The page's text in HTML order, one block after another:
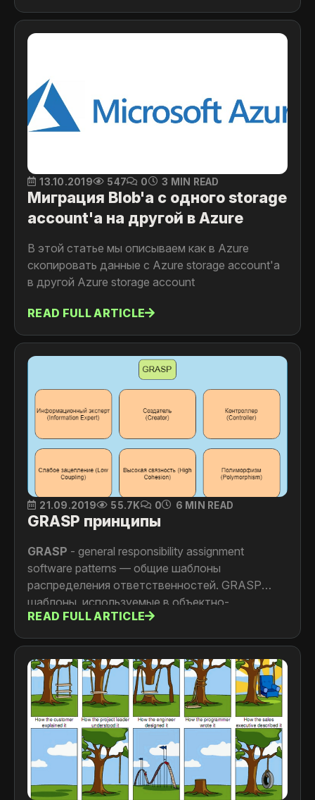
13.10.2019 547 0 3 MIN READ
Миграция Blob'a с одного storage
аccount'a на другой в Azure
В этой статье мы описываем как в Azure
скопировать данные с Azure storage account'a
в другой Azure storage account
READ FULL ARTICLE
21.09.2019 55.7K 0 6 MIN READ
GRASP принципы
GRASP - general responsibility assignment
software patterns — общие шаблоны
распределения ответственностей. GRASP
шаблоны, используемые в объектно-
ориентированном проектировании для
решения общих задач по назначению
READ FULL ARTICLE